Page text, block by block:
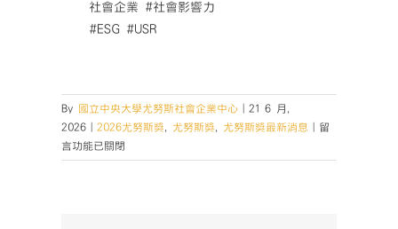
社會企業 #社會影響力
#ESG #USR
By 國立中央大學尤努斯社會企業中心
21 6 月,
2026
2026尤努斯獎, 尤努斯獎, 尤努斯獎最新消息
在
桃
留
言功能已關閉